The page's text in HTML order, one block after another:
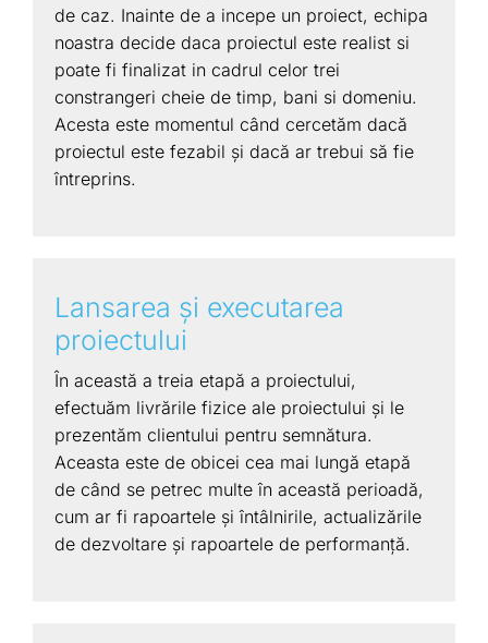
de caz. Inainte de a incepe un proiect, echipa
noastra decide daca proiectul este realist si
poate fi finalizat in cadrul celor trei
constrangeri cheie de timp, bani si domeniu.
Acesta este momentul când cercetăm dacă
proiectul este fezabil și dacă ar trebui să fie
întreprins.
Lansarea şi executarea
proiectului
În această a treia etapă a proiectului,
efectuăm livrările fizice ale proiectului și le
prezentăm clientului pentru semnătura.
Aceasta este de obicei cea mai lungă etapă
de când se petrec multe în această perioadă,
cum ar fi rapoartele și întâlnirile, actualizările
de dezvoltare și rapoartele de performanță.